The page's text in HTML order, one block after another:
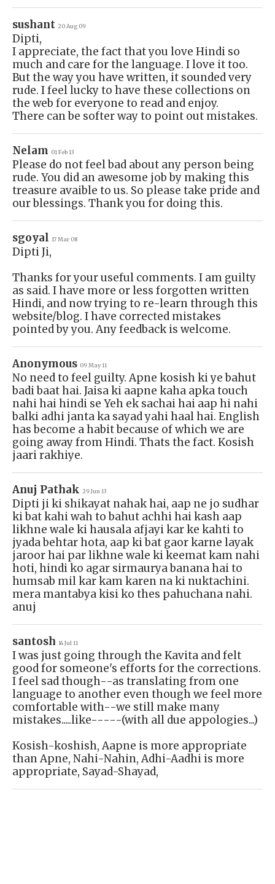
sushant 20 Aug 09
Dipti,
I appreciate, the fact that you love Hindi so
much and care for the language. I love it too.
But the way you have written, it sounded very
rude. I feel lucky to have these collections on
the web for everyone to read and enjoy.
There can be softer way to point out mistakes.
Nelam 01 Feb 13
Please do not feel bad about any person being
rude. You did an awesome job by making this
treasure avaible to us. So please take pride and
our blessings. Thank you for doing this.
sgoyal 17 Mar 08
Dipti Ji,
Thanks for your useful comments. I am guilty
as said. I have more or less forgotten written
Hindi, and now trying to re-learn through this
website/blog. I have corrected mistakes
pointed by you. Any feedback is welcome.
Anonymous 09 May 11
No need to feel guilty. Apne kosish ki ye bahut
badi baat hai. Jaisa ki aapne kaha apka touch
nahi hai hindi se Yeh ek sachai hai aap hi nahi
balki adhi janta ka sayad yahi haal hai. English
has become a habit because of which we are
going away from Hindi. Thats the fact. Kosish
jaari rakhiye.
Anuj Pathak 29 Jun 13
Dipti ji ki shikayat nahak hai, aap ne jo sudhar
ki bat kahi wah to bahut achhi hai kash aap
likhne wale ki hausala afjayi kar ke kahti to
jyada behtar hota, aap ki bat gaor karne layak
jaroor hai par likhne wale ki keemat kam nahi
hoti, hindi ko agar sirmaurya banana hai to
humsab mil kar kam karen na ki nuktachini.
mera mantabya kisi ko thes pahuchana nahi.
anuj
santosh 14 Jul 11
I was just going through the Kavita and felt
good for someone's efforts for the corrections.
I feel sad though--as translating from one
language to another even though we feel more
comfortable with--we still make many
mistakes.....like-----(with all due appologies...)
Kosish-koshish, Aapne is more appropriate
than Apne, Nahi-Nahin, Adhi-Aadhi is more
appropriate, Sayad-Shayad,